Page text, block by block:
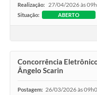
Realização: 27/04/2026 às
Situação: ABERTO
Concorrência
Ângelo Scarin
Postagem: 26/03/2026 às